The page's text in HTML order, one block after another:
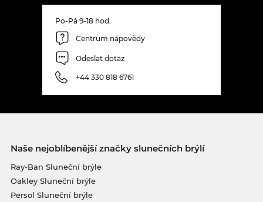
Po-Pá 9-18 hod.
Centrum nápovědy
Odeslat dotaz
+44 330 818 6761
Naše nejoblíbenější značky slunečních brýlí
Ray-Ban Sluneční brýle
Oakley Sluneční brýle
Persol Sluneční brýle